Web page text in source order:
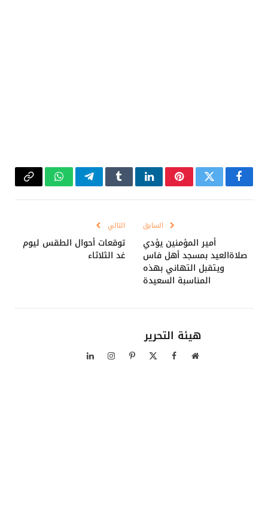
فيسبوكتويتر بينتيريستلينكدإنTumblrتيلقرامواتسابCopy
السابق
أمير المؤمنين يؤدي
صلاةالعيد بمسجد أهل فاس
ويتقبل التهاني بهذه
المناسبة السعيدة
التالي
توقعات أحوال الطقس ليوم
غد الثلاثاء
هيئة التحرير
موقع فيسبوك بينتيريستالانستغراملينكدإن